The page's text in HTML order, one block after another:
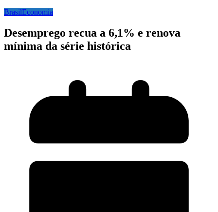
BrasilEconomia
Desemprego recua a 6,1% e renova
mínima da série histórica